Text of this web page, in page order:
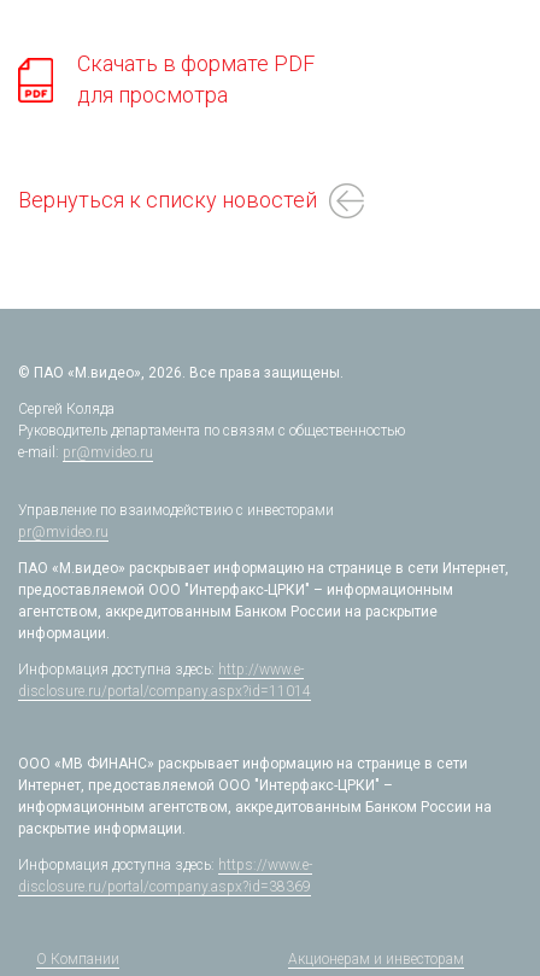
Скачать в формате PDF
для просмотра
Вернуться к списку новостей
© ПАО «М.видео», 2026. Все права защищены.
Сергей Коляда
Руководитель департамента по связям с общественностью
e-mail: pr@mvideo.ru
Управление по взаимодействию с инвесторами
pr@mvideo.ru
ПАО «М.видео» раскрывает информацию на странице в сети Интернет,
предоставляемой ООО "Интерфакс-ЦРКИ" – информационным
агентством, аккредитованным Банком России на раскрытие
информации.
Информация доступна здесь: http://www.e-
disclosure.ru/portal/company.aspx?id=11014
ООО «МВ ФИНАНС» раскрывает информацию на странице в сети
Интернет, предоставляемой ООО "Интерфакс-ЦРКИ" –
информационным агентством, аккредитованным Банком России на
раскрытие информации.
Информация доступна здесь: https://www.e-
disclosure.ru/portal/company.aspx?id=38369
О Компании Акционерам и инвесторам